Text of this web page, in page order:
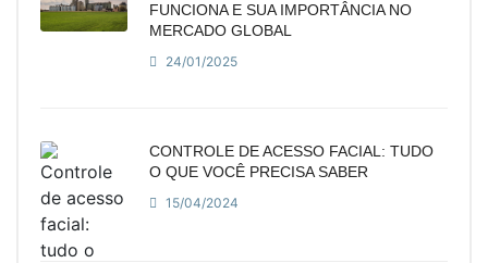
FUNCIONA E SUA IMPORTÂNCIA NO
MERCADO GLOBAL
24/01/2025
CONTROLE DE ACESSO FACIAL: TUDO
O QUE VOCÊ PRECISA SABER
15/04/2024